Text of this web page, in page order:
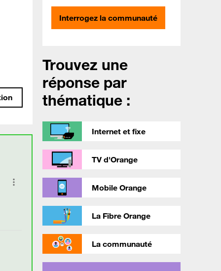
Interrogez la communauté
Trouvez une
réponse par
thématique :
Internet et fixe
TV d'Orange
Mobile Orange
La Fibre Orange
La communauté